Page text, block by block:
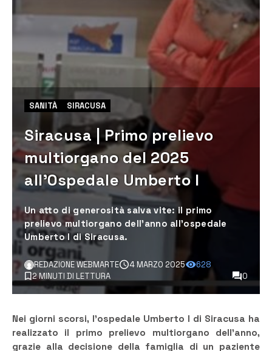
SANITÀ SIRACUSA
Siracusa | Primo prelievo
multiorgano del 2025
all’Ospedale Umberto I
Un atto di generosità salva vite: il primo
prelievo multiorgano dell’anno all'ospedale
Umberto I di Siracusa.
REDAZIONE WEBMARTE 4 MARZO 2025
628
2 MINUTI DI LETTURA
0
Nei giorni scorsi, l’ospedale Umberto I di Siracusa ha
realizzato il primo prelievo multiorgano dell’anno,
grazie alla decisione della famiglia di un paziente